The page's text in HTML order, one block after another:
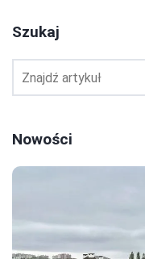
Szukaj
Nowości